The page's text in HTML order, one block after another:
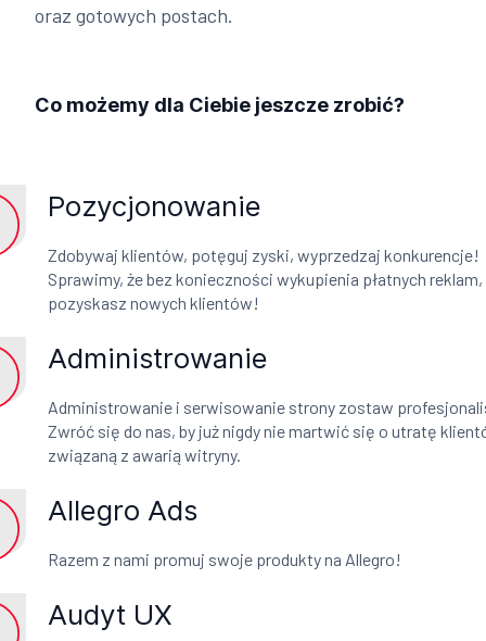
oraz gotowych postach.
Co możemy dla Ciebie jeszcze zrobić?
Pozycjonowanie
Zdobywaj klientów, potęguj zyski, wyprzedzaj konkurencje!
Sprawimy, że bez konieczności wykupienia płatnych reklam,
pozyskasz nowych klientów!
Administrowanie
Administrowanie i serwisowanie strony zostaw
Zwróć się do nas, by już nigdy nie martwić się o utratę
związaną z awarią witryny.
Allegro Ads
Razem z nami promuj swoje produkty na Allegro!
Audyt UX